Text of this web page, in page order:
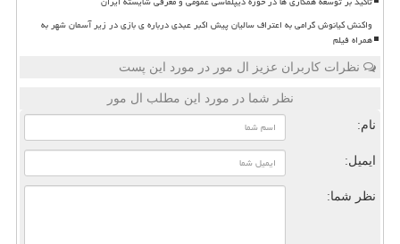
واکنش کیانوش گرامی به اعتراف سالیان پیش اکبر عبدی درباره ی بازی در زیر آسمان شهر به
همراه فیلم
نظرات کاربران عزیز ال مور در مورد این پست
نظر شما در مورد این مطلب ال مور
نام:
ایمیل:
نظر شما: